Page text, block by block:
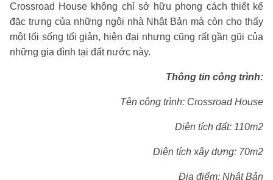
Crossroad House không chỉ sở hữu phong cách thiết kế
đặc trưng của những ngôi nhà Nhật Bản mà còn cho thấy
một lối sống tối giản, hiện đại nhưng cũng rất gần gũi của
những gia đình tại đất nước này.
Thông tin công trình:
Tên công trình: Crossroad House
Diện tích đất: 110m2
Diện tích xây dựng: 70m2
Địa điểm: Nhật Bản